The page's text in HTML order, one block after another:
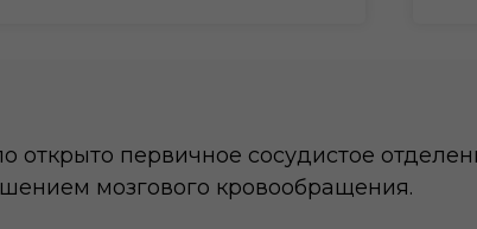
открыто первичное сосудистое
мозгового кровообращения.